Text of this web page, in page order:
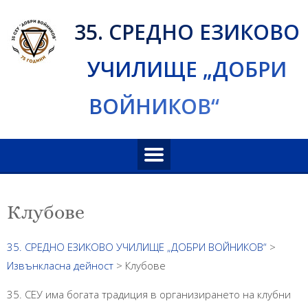
content
35. СРЕДНО ЕЗИКОВО
УЧИЛИЩЕ „ДОБРИ
ВОЙНИКОВ“
Клубове
35. СРЕДНО ЕЗИКОВО УЧИЛИЩЕ „ДОБРИ ВОЙНИКОВ“ >
Извънкласна дейност > Клубове
35. СЕУ има богата традиция в организирането на клубни